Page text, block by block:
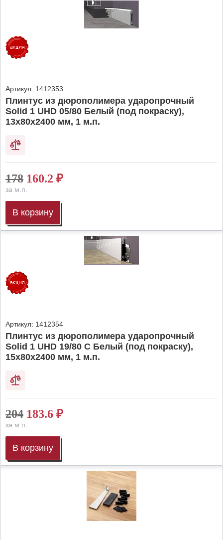
Артикул: 1412353
Плинтус из дюрополимера ударопрочный
Solid 1 UHD 05/80 Белый (под покраску),
13х80х2400 мм, 1 м.п.
178 160.2 ₽
за м.п.
В корзину
Артикул: 1412354
Плинтус из дюрополимера ударопрочный
Solid 1 UHD 19/80 C Белый (под покраску),
15х80х2400 мм, 1 м.п.
204 183.6 ₽
за м.п.
В корзину